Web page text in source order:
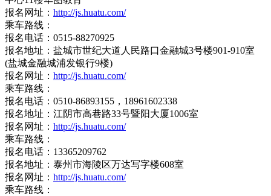
报名网址： http://js.huatu.com/
乘车路线：
报名电话：0515-88270925
报名地址：盐城市世纪大道人民路口金融城3号楼901-910室
(盐城金融城浦发银行9楼)
报名网址： http://js.huatu.com/
乘车路线：
报名电话：0510-86893155，18961602338
报名地址：江阴市高巷路33号暨阳大厦1006室
报名网址： http://js.huatu.com/
乘车路线：
报名电话：13365209762
报名地址：泰州市海陵区万达写字楼608室
报名网址： http://js.huatu.com/
乘车路线：